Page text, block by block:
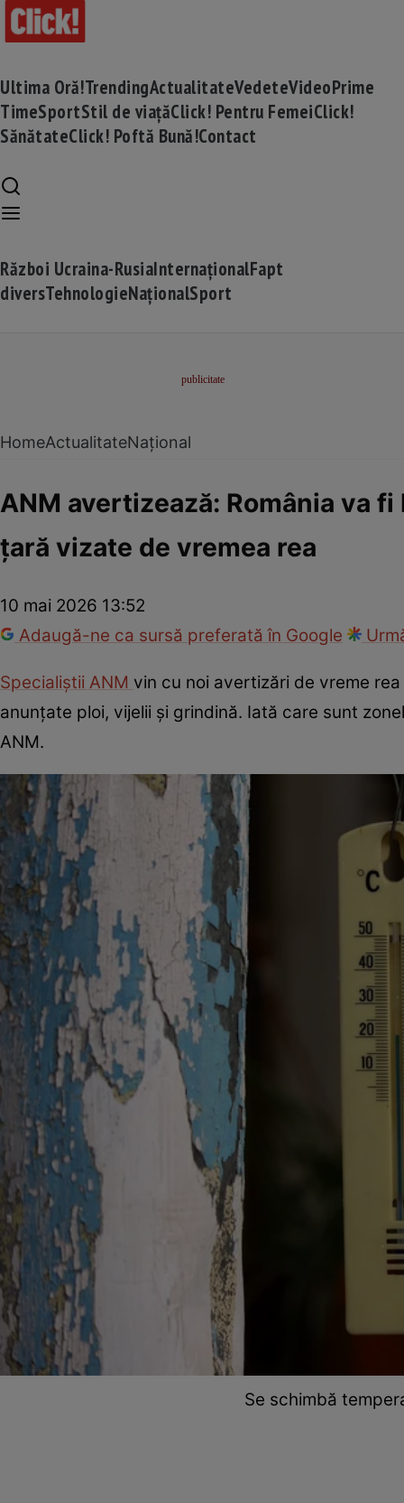
Ultima Oră!TrendingActualitateVedeteVideoPrime
TimeSportStil de viațăClick! Pentru FemeiClick!
SănătateClick! Poftă Bună!Contact
Război Ucraina-RusiaInternaționalFapt
diversTehnologieNaționalSport
HomeActualitateNațional
ANM avertizează: România va
țară vizate de vremea rea
10 mai 2026 13:52
Adaugă-ne ca sursă preferată în Google
Specialiștii ANM vin cu noi avertizări de vreme
anunțate ploi, vijelii și grindină. Iată care sunt
ANM.
Se schimbă